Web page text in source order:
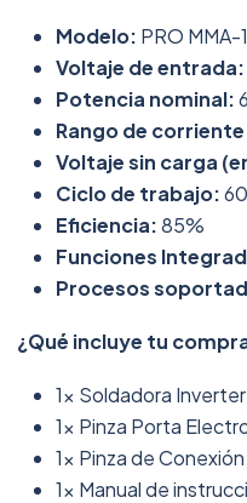
Modelo: PRO MMA-
Voltaje de entrada:
Potencia nominal:
Rango de
Voltaje sin carga
Ciclo de trabajo:
Eficiencia:85%
Funciones
Procesos
¿Qué incluye tu
1x Soldadora
1x Pinza Porta
1x Pinza de
1x Manual de